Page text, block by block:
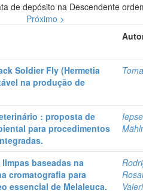
de depósito na Descendente
Próximo >
Soldier Fly (Hermetia
na produção de
: proposta de
para procedimentos
baseadas na
cromatografia para
essencial de Melaleuca.